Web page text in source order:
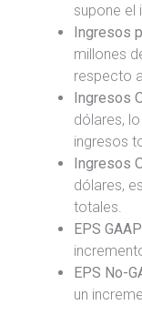
supone el
Ingresos
millones
respecto
Ingresos
dólares,
ingresos
Ingresos
dólares,
totales.
EPS
EPS No-
un